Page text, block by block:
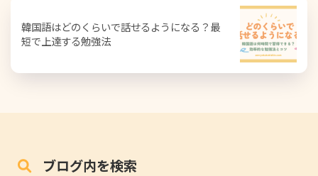
韓国語はどのくらいで話せるようになる？最
短で上達する勉強法
ブログ内を検索